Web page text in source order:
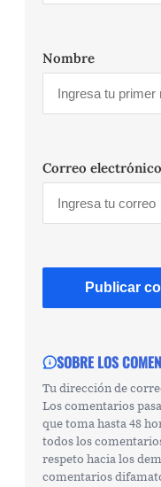
Nombre
Correo electrónico
SOBRE LOS
Tu dirección de
Los comentarios
que toma hasta 48
todos los
respeto hacia los
comentarios